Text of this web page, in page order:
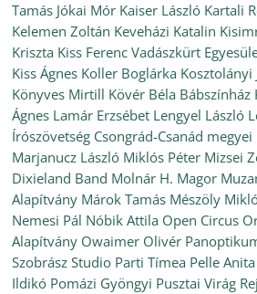
Tamás Jókai Mór Kaiser László Kartali
Kelemen Zoltán Keveházi Katalin
Kriszta Kiss Ferenc Vadászkürt
Kiss Ágnes Koller Boglárka Kosztolányi
Könyves Mirtill Kövér Béla Bábszínház
Ágnes Lamár Erzsébet Lengyel László
Írószövetség Csongrád-Csanád
Marjanucz László Miklós Péter Mizsei
Dixieland Band Molnár H. Magor
Alapítvány Márok Tamás Mészöly
Nemesi Pál Nóbik Attila Open Circus
Alapítvány Owaimer Olivér
Szobrász Studio Parti Tímea Pelle Anita
Ildikó Pomázi Gyöngyi Pusztai Virág